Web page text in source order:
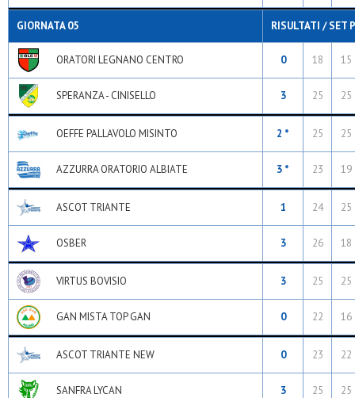
GIORNATA 05 RISULTATI / SET
ORATORI LEGNANO CENTRO 0 18 15
SPERANZA - CINISELLO 3 25 25
OEFFE PALLAVOLO MISINTO 2 * 25 25
AZZURRA ORATORIO ALBIATE 3 * 23 19
ASCOT TRIANTE 1 24 25
OSBER 3 26 18
VIRTUS BOVISIO 3 25 25
GAN MISTA TOP GAN 0 22 16
ASCOT TRIANTE NEW 0 23 22
SANFRA LYCAN 3 25 25